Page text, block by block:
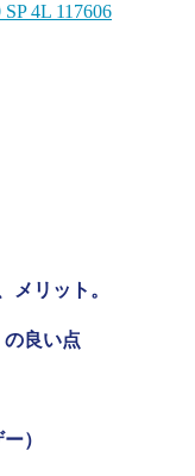
4L 117606
メリット。
良い点
）